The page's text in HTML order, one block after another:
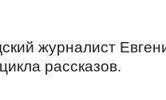
журналист
рассказов.